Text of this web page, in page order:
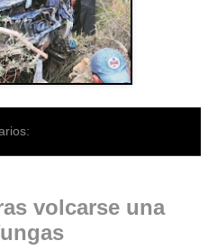
volcarse una